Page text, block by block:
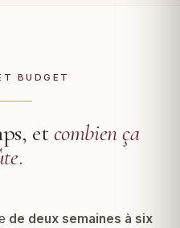
BUDGET
etcombien ça
.
de deux semaines à six